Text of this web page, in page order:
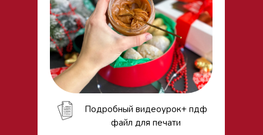
Подробный видеоурок+ пдф
файл для печати